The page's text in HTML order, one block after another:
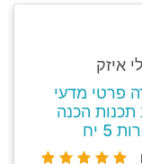
איזק
פרטי מדעי
הכנה
5 יח